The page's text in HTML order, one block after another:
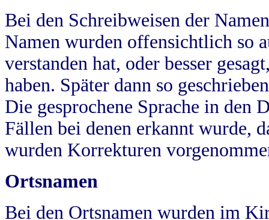
Bei den Schreibweisen der
Namen wurden offensichtlich so
verstanden hat, oder besser
haben. Später dann so
Die gesprochene Sprache in
Fällen bei denen erkannt wurde,
wurden Korrekturen
Ortsnamen
Bei den Ortsnamen wurden im